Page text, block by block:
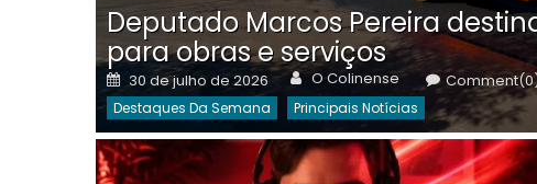
Deputado Marcos Pereira
para obras e serviços
Posted
on
30 de julho de 2026 Author
O Colinense
Destaques Da Semana Principais Notícias